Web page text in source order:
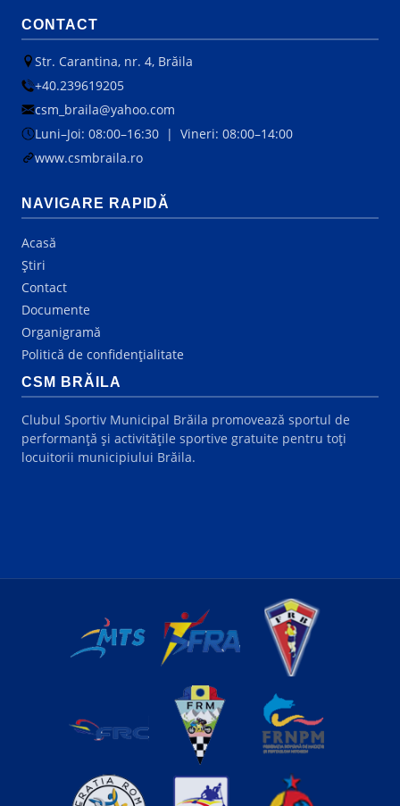
CONTACT
Str. Carantina, nr. 4, Brăila
+40.239619205
csm_braila@yahoo.com
Luni–Joi: 08:00–16:30 | Vineri: 08:00–14:00
www.csmbraila.ro
NAVIGARE RAPIDĂ
Acasă
Știri
Contact
Documente
Organigramă
Politică de confidențialitate
CSM BRĂILA
Clubul Sportiv Municipal Brăila promovează sportul de
performanță și activitățile sportive gratuite pentru toți
locuitorii municipiului Brăila.